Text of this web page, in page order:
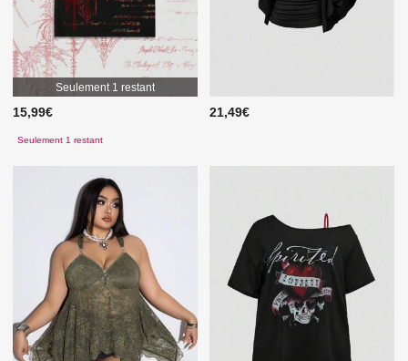
Seulement 1 restant
15,99€
Seulement 1 restant
21,49€